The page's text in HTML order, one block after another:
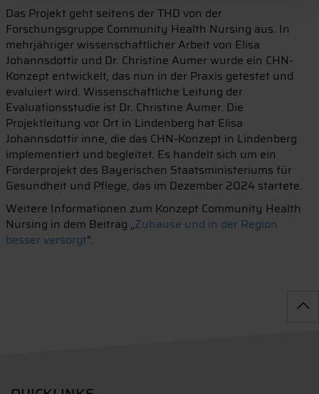
Das Projekt geht seitens der THD von der
Forschungsgruppe Community Health Nursing aus. In
mehrjähriger wissenschaftlicher Arbeit von Elisa
Johannsdottir und Dr. Christine Aumer wurde ein CHN-
Konzept entwickelt, das nun in der Praxis getestet und
evaluiert wird. Wissenschaftliche Leitung der
Evaluationsstudie ist Dr. Christine Aumer. Die
Projektleitung vor Ort in Lindenberg hat Elisa
Johannsdottir inne, die das CHN-Konzept in Lindenberg
implementiert und begleitet. Es handelt sich um ein
Förderprojekt des Bayerischen Staatsministeriums für
Gesundheit und Pflege, das im Dezember 2024 startete.
Weitere Informationen zum Konzept Community Health
Nursing in dem Beitrag „Zuhause und in der Region
besser versorgt“.